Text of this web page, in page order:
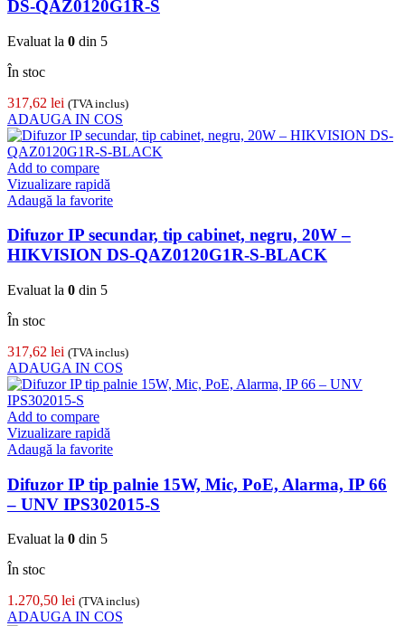
DS-QAZ0120G1R-S
Evaluat la 0 din 5
În stoc
317,62 lei (TVA inclus)
ADAUGA IN COS
Add to compare
Vizualizare rapidă
Adaugă la favorite
Difuzor IP secundar, tip cabinet, negru, 20W –
HIKVISION DS-QAZ0120G1R-S-BLACK
Evaluat la 0 din 5
În stoc
317,62 lei (TVA inclus)
ADAUGA IN COS
Add to compare
Vizualizare rapidă
Adaugă la favorite
Difuzor IP tip palnie 15W, Mic, PoE, Alarma, IP 66
– UNV IPS302015-S
Evaluat la 0 din 5
În stoc
1.270,50 lei (TVA inclus)
ADAUGA IN COS